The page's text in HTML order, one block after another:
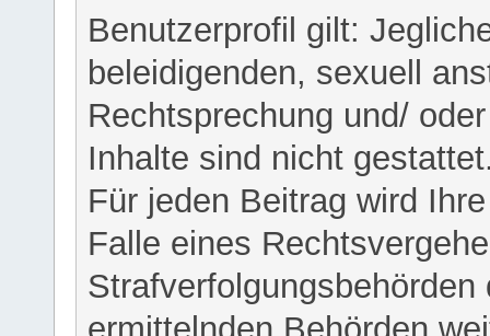
Benutzerprofil gilt:
beleidigenden, sexuell
Rechtsprechung und/
Inhalte sind nicht
Für jeden Beitrag wird
Falle eines